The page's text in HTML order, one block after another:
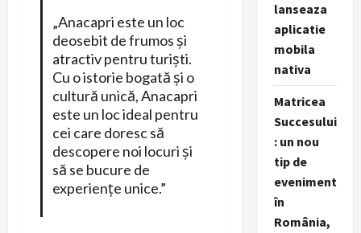
„Anacapri este un loc
deosebit de frumos și
atractiv pentru turiști.
Cu o istorie bogată și o
cultură unică, Anacapri
este un loc ideal pentru
cei care doresc să
descopere noi locuri și
să se bucure de
experiențe unice.”
lanseaza
aplicatie
mobila
nativa
Matricea
Succesului
: un nou
tip de
eveniment
în
România,